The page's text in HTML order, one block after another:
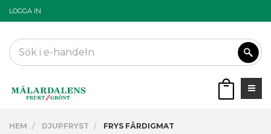
LOGGA IN
HEM DJUPFRYST FRYS FÄRDIGMAT